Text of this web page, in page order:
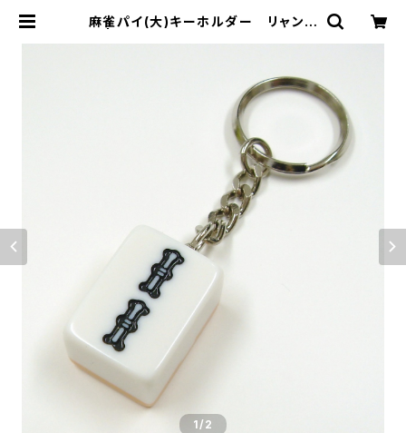
麻雀パイ(大)キーホルダー リャンゾ
1/2